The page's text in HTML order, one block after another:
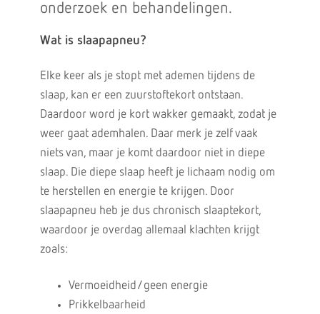
onderzoek en behandelingen.
Wat is slaapapneu?
Elke keer als je stopt met ademen tijdens de
slaap, kan er een zuurstoftekort ontstaan.
Daardoor word je kort wakker gemaakt, zodat je
weer gaat ademhalen. Daar merk je zelf vaak
niets van, maar je komt daardoor niet in diepe
slaap. Die diepe slaap heeft je lichaam nodig om
te herstellen en energie te krijgen. Door
slaapapneu heb je dus chronisch slaaptekort,
waardoor je overdag allemaal klachten krijgt
zoals:
Vermoeidheid/geen energie
Prikkelbaarheid